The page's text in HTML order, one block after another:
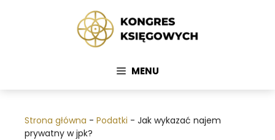
MENU
Strona główna - Podatki - Jak wykazać najem
prywatny w jpk?